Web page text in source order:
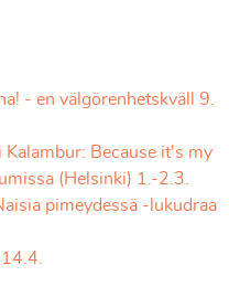
- en välgörenhetskväll 9.
Because it's my
(Helsinki) 1.-2.3.
pimeydessä -lukudraa